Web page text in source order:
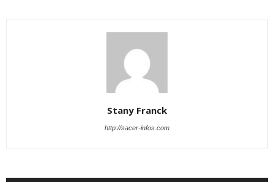
Stany Franck
http://sacer-infos.com